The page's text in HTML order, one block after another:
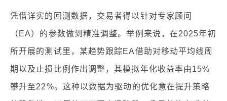
凭借详实的回测数据，交易者得以针对专家顾问
（EA）的参数做到精准调整。举例来说，在2025年初
所开展的测试里，某趋势跟踪EA借助对移动平均线周
期以及止损比例作出调整，其模拟年化收益率由15%
攀升至22%。这种以数据为驱动的优化意在提升策略